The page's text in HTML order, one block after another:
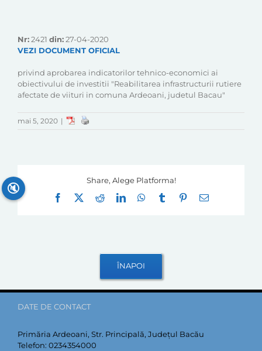
Nr:2421 din:27-04-2020
VEZI DOCUMENT OFICIAL
privind aprobarea indicatorilor tehnico-economici ai
obiectivului de investitii "Reabilitarea infrastructurii rutiere
afectate de viituri in comuna Ardeoani, judetul Bacau"
mai 5, 2020 |
Share, Alege Platforma!
Facebook
RedditLinkedInWhatsApp
Tumblr Pinterest
E-
DATE DE CONTACT
Primăria Ardeoani, Str. Principală, Județul Bacău
Telefon: 0234354000
🔇